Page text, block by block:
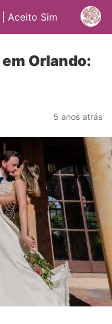
Aceito Sim
Orlando:
5 anos atrás